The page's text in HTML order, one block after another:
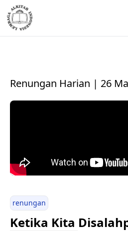
Renungan Harian | 26
renungan
Ketika Kita